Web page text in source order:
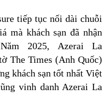
tiếp tục nối dài chuỗi
mà khách sạn đã nhận
2025, Azerai La
The Times (Anh Quốc)
khách sạn tốt nhất Việt
vinh danh Azerai La